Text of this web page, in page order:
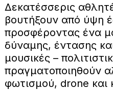
Δεκατέσσερις
βουτήξουν από ύψη
προσφέροντας ένα
δύναμης, έντασης
μουσικές –
πραγματοποιηθούν
φωτισμού, drone